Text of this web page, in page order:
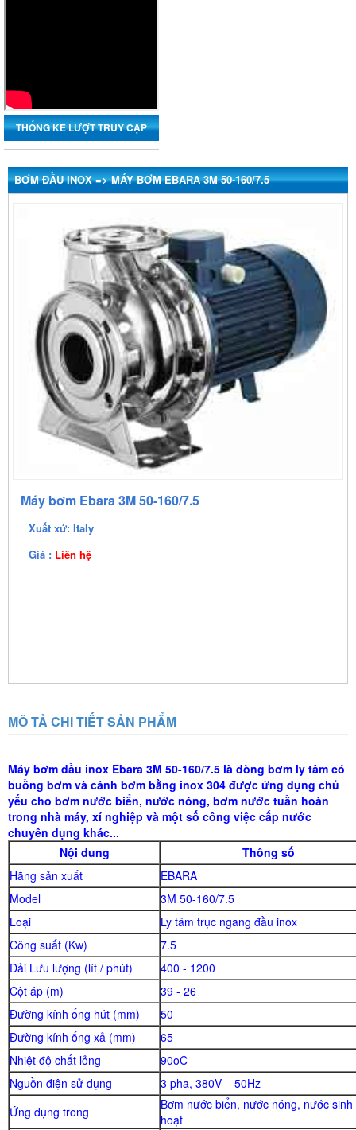
THỐNG KÊ LƯỢT TRUY CẬP
BƠM ĐẦU INOX => MÁY BƠM EBARA 3M 50-160/7.5
Máy bơm Ebara 3M 50-160/7.5
Xuất xứ: Italy
Giá : Liên hệ
MÔ TẢ CHI TIẾT SẢN PHẨM
Máy bơm đầu inox Ebara 3M 50-160/7.5 là dòng bơm ly tâm có
buồng bơm và cánh bơm bằng inox 304 được ứng dụng chủ
yếu cho bơm nước biển, nước nóng, bơm nước tuần hoàn
trong nhà máy, xí nghiệp và một số công việc cấp nước
chuyên dụng khác...
Nội dung
Thông số
Hãng sản xuất
EBARA
Model
3M 50-160/7.5
Loại
Ly tâm trục ngang đầu inox
Công suất (Kw)
7.5
Dải Lưu lượng (lít / phút)
400 - 1200
Cột áp (m)
39 - 26
Đường kính ống hút (mm)
50
Đường kính ống xả (mm)
65
Nhiệt độ chất lỏng
90oC
Nguồn điện sử dụng
3 pha, 380V – 50Hz
Ứng dụng trong
Bơm nước biển, nước nóng, nước sinh
hoạt